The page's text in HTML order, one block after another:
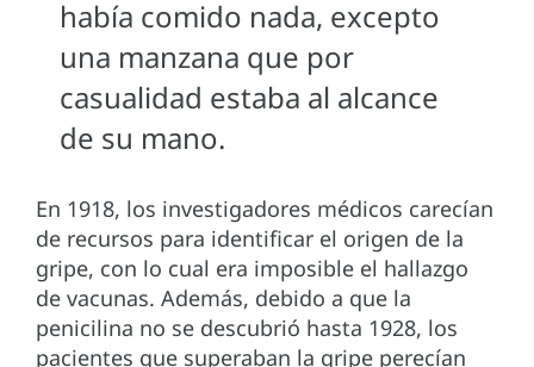
había comido nada, excepto
una manzana que por
casualidad estaba al alcance
de su mano.
En 1918, los investigadores médicos carecían
de recursos para identificar el origen de la
gripe, con lo cual era imposible el hallazgo
de vacunas. Además, debido a que la
penicilina no se descubrió hasta 1928, los
pacientes que superaban la gripe perecían